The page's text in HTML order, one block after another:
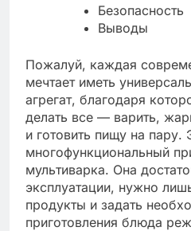
Безопасность
Выводы
Пожалуй, каждая
мечтает иметь
агрегат, благодаря
делать все — варить,
и готовить пищу на пару.
многофункциональный
мультиварка. Она
эксплуатации, нужно
продукты и задать
приготовления блюда